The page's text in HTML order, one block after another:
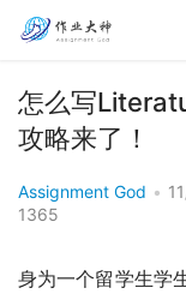
怎么写
攻略来了！
Assignment God •
1365
身为一个留学生学